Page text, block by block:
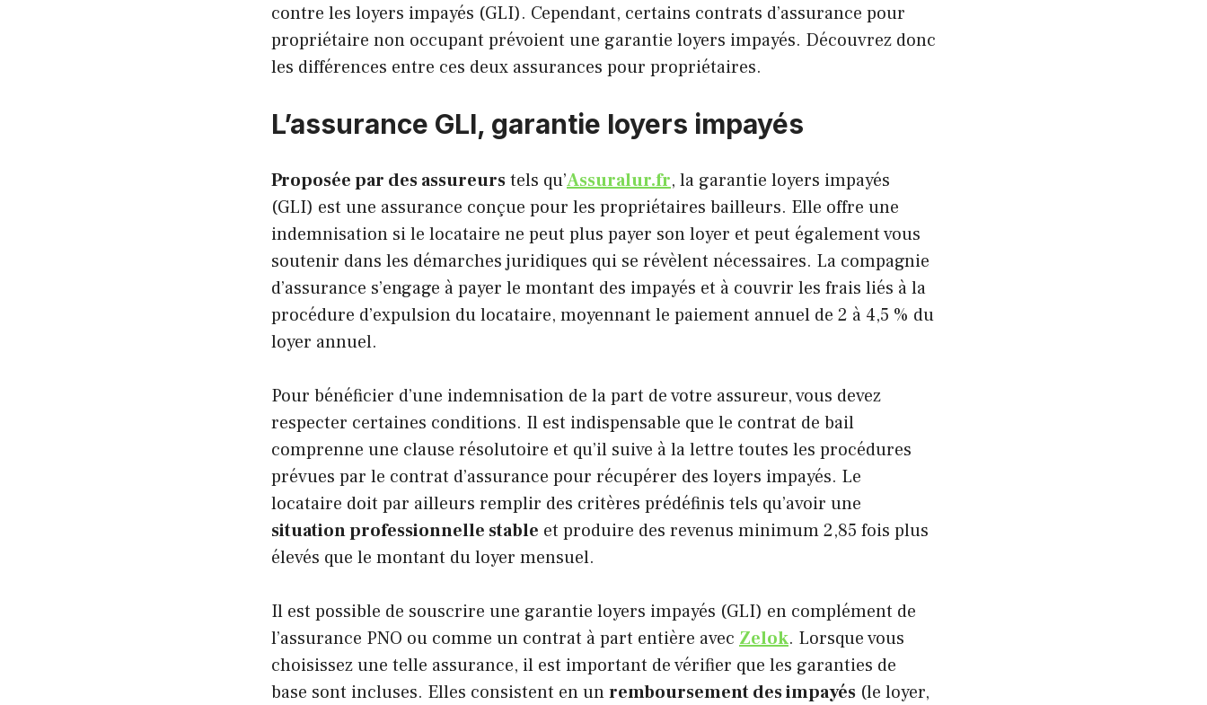
contre les loyers impayés (GLI). Cependant, certains contrats d’assurance pour
propriétaire non occupant prévoient une garantie loyers impayés. Découvrez donc
les différences entre ces deux assurances pour propriétaires.
L’assurance GLI, garantie loyers impayés
Proposée par des assureurstels qu’Assuralur.fr, la garantie loyers impayés
(GLI) est une assurance conçue pour les propriétaires bailleurs. Elle offre une
indemnisation si le locataire ne peut plus payer son loyer et peut également vous
soutenir dans les démarches juridiques qui se révèlent nécessaires. La compagnie
d’assurance s’engage à payer le montant des impayés et à couvrir les frais liés à la
procédure d’expulsion du locataire, moyennant le paiement annuel de 2 à 4,5 % du
loyer annuel.
Pour bénéficier d’une indemnisation de la part de votre assureur, vous devez
respecter certaines conditions. Il est indispensable que le contrat de bail
comprenne une clause résolutoire et qu’il suive à la lettre toutes les procédures
prévues par le contrat d’assurance pour récupérer des loyers impayés. Le
locataire doit par ailleurs remplir des critères prédéfinis tels qu’avoir une
situation professionnelle stable et produire des revenus minimum 2,85 fois plus
élevés que le montant du loyer mensuel.
Il est possible de souscrire une garantie loyers impayés (GLI) en complément de
l’assurance PNO ou comme un contrat à part entière avec Zelok. Lorsque vous
choisissez une telle assurance, il est important de vérifier que les garanties de
base sont incluses. Elles consistent en unremboursement des impayés (le loyer,